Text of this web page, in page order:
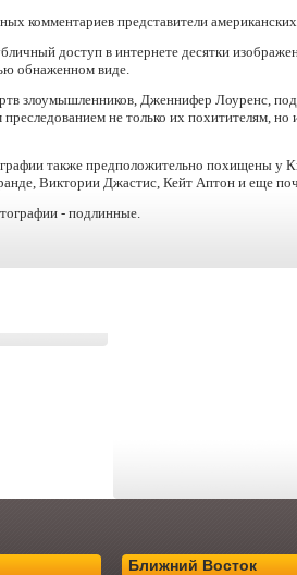
комментариев представители
доступ в интернете десятки
обнаженном виде.
злоумышленников, Дженнифер Лоуренс,
не только их похитителям, но
также предположительно похищены у
Виктории Джастис, Кейт Аптон и еще
- подлинные.
Ближний Восток